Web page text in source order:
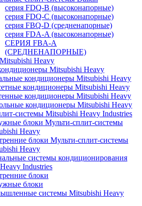
серия FDQ-B (высоконапорные)
серия FDQ-C (высоконапорные)
серия FBQ-D (средненапорные)
серия FDA-A (высоконапорные)
СЕРИЯ FBA-A
(СРЕДНЕНАПОРНЫЕ)
Heavy
Mitsubishi Heavy
кондиционеры Mitsubishi Heavy
кондиционеры Mitsubishi Heavy
кондиционеры Mitsubishi Heavy
кондиционеры Mitsubishi Heavy
системы Mitsubishi Heavy Industries
блоки Мульти-сплит-системы
Heavy
блоки Мульти-сплит-системы
Heavy
системы кондиционирования
Industries
блоки
блоки
системы Mitsubishi Heavy